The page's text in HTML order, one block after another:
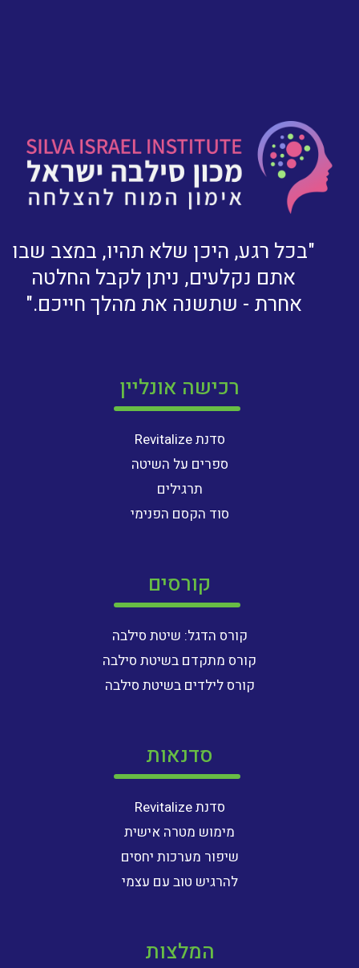
"בכל רגע, היכן שלא תהיו, במצב שבו
אתם נקלעים, ניתן לקבל החלטה
אחרת - שתשנה את מהלך חייכם."
רכישה אונליין
סדנת Revitalize
ספרים על השיטה
תרגילים
סוד הקסם הפנימי
קורסים
קורס הדגל: שיטת סילבה
קורס מתקדם בשיטת סילבה
קורס לילדים בשיטת סילבה
סדנאות
סדנת Revitalize
מימוש מטרה אישית
שיפור מערכות יחסים
להרגיש טוב עם עצמי
המלצות